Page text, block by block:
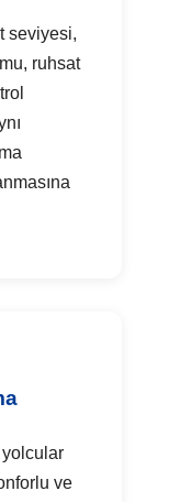
seviyesi,
ruhsat
yolcular
ve